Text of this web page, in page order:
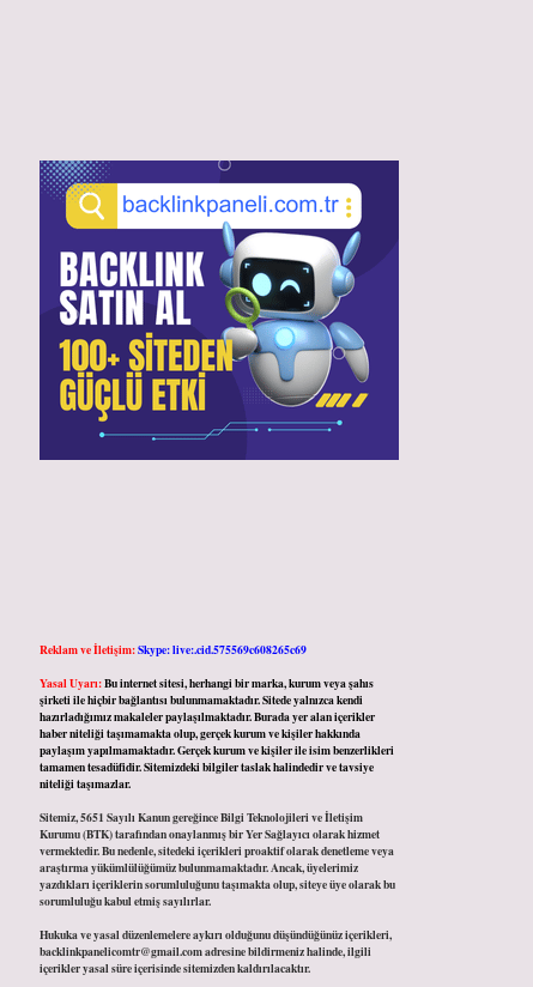
Reklam ve İletişim:Skype: live:.cid.575569c608265c69
Yasal Uyarı:Bu internet sitesi, herhangi bir marka, kurum veya şahıs
şirketi ile hiçbir bağlantısı bulunmamaktadır. Sitede yalnızca kendi
hazırladığımız makaleler paylaşılmaktadır. Burada yer alan içerikler
haber niteliği taşımamakta olup, gerçek kurum ve kişiler hakkında
paylaşım yapılmamaktadır. Gerçek kurum ve kişiler ile isim benzerlikleri
tamamen tesadüfidir. Sitemizdeki bilgiler taslak halindedir ve tavsiye
niteliği taşımazlar.
Sitemiz, 5651 Sayılı Kanun gereğince Bilgi Teknolojileri ve İletişim
Kurumu (BTK) tarafından onaylanmış bir Yer Sağlayıcı olarak hizmet
vermektedir. Bu nedenle, sitedeki içerikleri proaktif olarak denetleme veya
araştırma yükümlülüğümüz bulunmamaktadır. Ancak, üyelerimiz
yazdıkları içeriklerin sorumluluğunu taşımakta olup, siteye üye olarak bu
sorumluluğu kabul etmiş sayılırlar.
Hukuka ve yasal düzenlemelere aykırı olduğunu düşündüğünüz içerikleri,
backlinkpanelicomtr@gmail.comadresine bildirmeniz halinde, ilgili
içerikler yasal süre içerisinde sitemizden kaldırılacaktır.